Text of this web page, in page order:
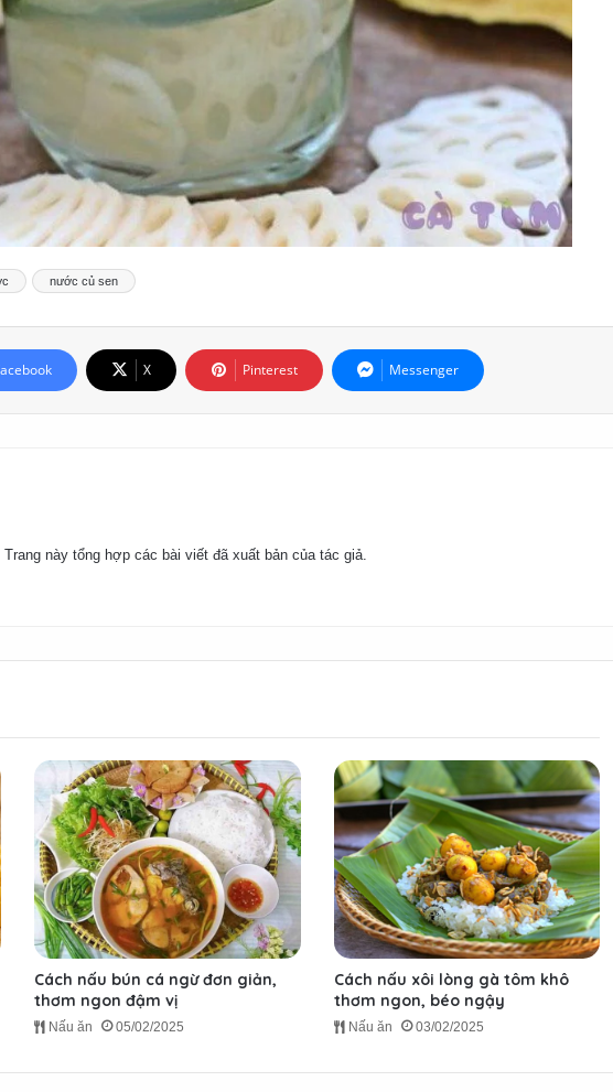
nước củ sen
X Pinterest Messenger
này tổng hợp các bài viết đã xuất bản của tác giả.
Cách nấu bún cá ngừ đơn giản,
thơm ngon đậm vị
Nấu ăn 05/02/2025
Cách nấu xôi lòng gà tôm khô
thơm ngon, béo ngậy
Nấu ăn 03/02/2025